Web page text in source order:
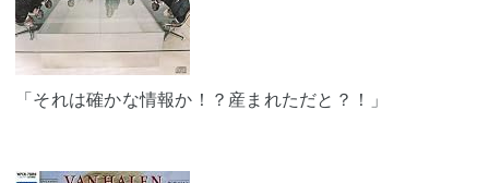
「それは確かな情報か！？産まれただと？！」